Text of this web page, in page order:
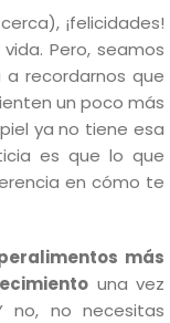
¡felicidades!
Pero, seamos
recordarnos que
un poco más
ya no tiene esa
es que lo que
en cómo te
más
una vez
no, no necesitas